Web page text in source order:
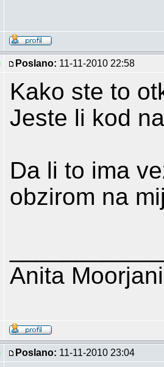
Poslano: 11-11-2010 22:58
Kako ste to
Jeste li kod
Da li to ima
obzirom na
Anita
Poslano: 11-11-2010 23:04